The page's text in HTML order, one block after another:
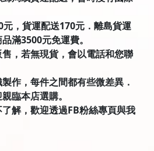
，貨運配送170元．離島貨運
滿3500元免運費。
，若無現貨，會以電話和您聯
作，每件之間都有些微差異．
臨本店選購。
解，歡迎透過FB粉絲專頁與我